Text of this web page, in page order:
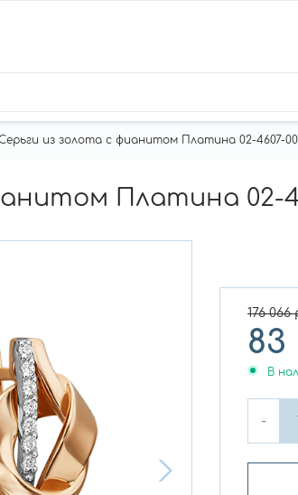
из золота с фианитом Платина 02-4607-00-
Платина 02-
176 066
83
В
-